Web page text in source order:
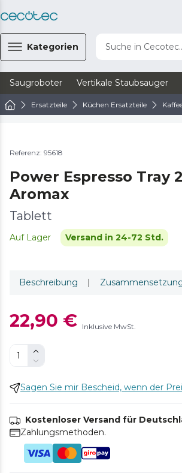
Kategorien Suche in
Saugroboter Vertikale Staubsauger
Ersatzteile Küchen Ersatzteile
Referenz: 95618
Power Espresso Tray
Aromax
Tablett
Auf Lager Versand in 24-72 Std.
Beschreibung |
22,90 € Inklusive MwSt.
Sagen Sie mir Bescheid, wenn der
Kostenloser Versand für
Zahlungsmethoden.